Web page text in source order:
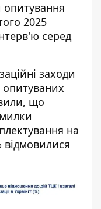
опитування
2025
серед
заходи
що
на